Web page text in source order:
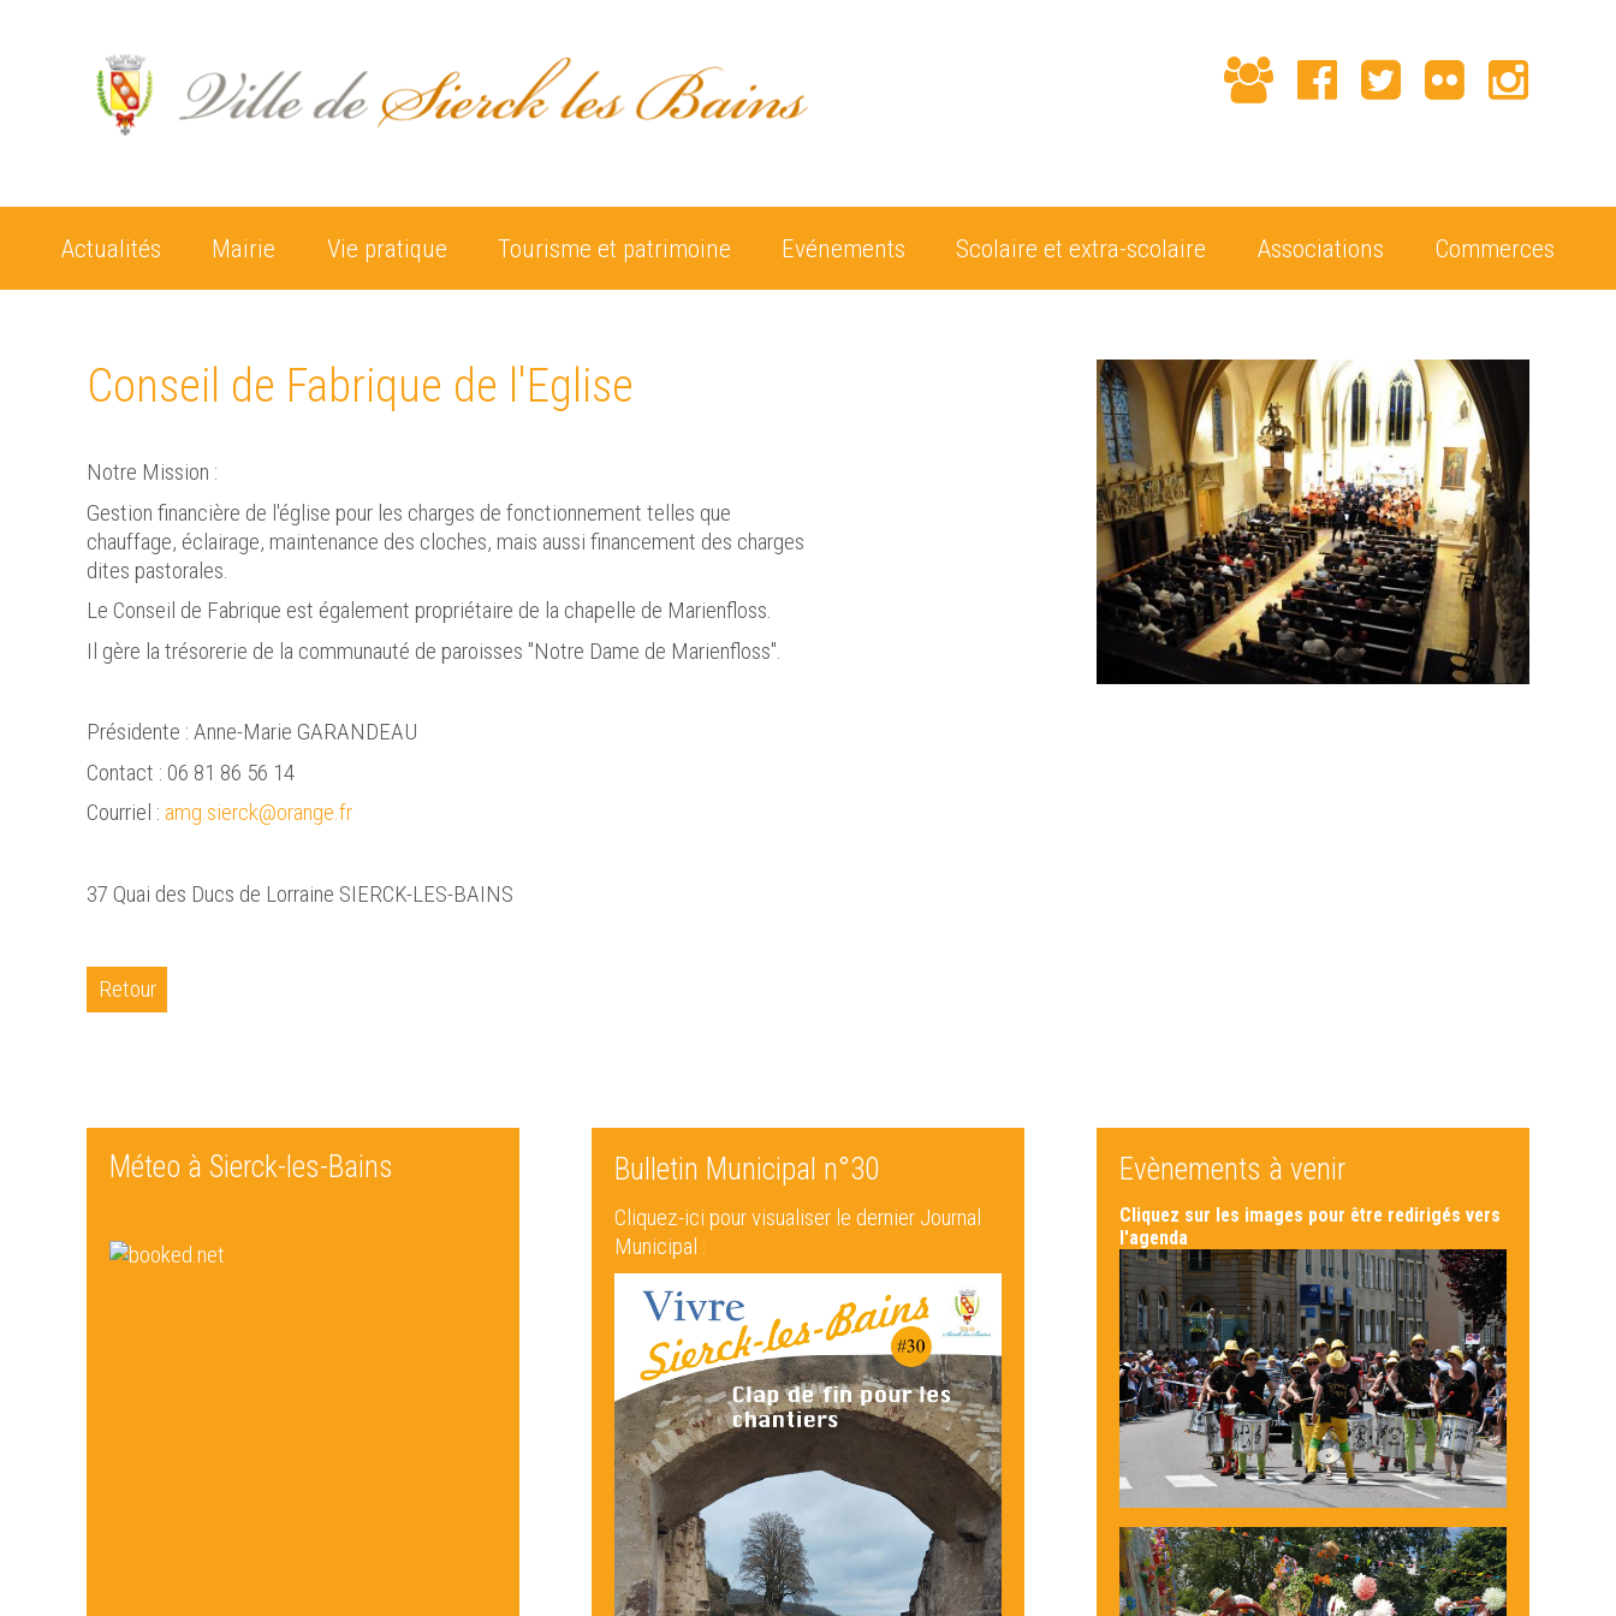
Actualités Mairie Vie pratique Tourisme et patrimoine Evénements Scolaire et extra-scolaire Associations Commerces
Conseil de Fabrique de l'Eglise
Notre Mission :
Gestion financière de l'église pour les charges de fonctionnement telles que
chauffage, éclairage, maintenance des cloches, mais aussi financement des charges
dites pastorales.
Le Conseil de Fabrique est également propriétaire de la chapelle de Marienfloss.
Il gère la trésorerie de la communauté de paroisses "Notre Dame de Marienfloss".
Présidente : Anne-Marie GARANDEAU
Contact : 06 81 86 56 14
Courriel : amg.sierck@orange.fr
37 Quai des Ducs de Lorraine SIERCK-LES-BAINS
Retour
Méteo à Sierck-les-Bains Bulletin Municipal n°30
Cliquez-ici pour visualiser le dernier Journal
Municipal :
Evènements à venir
Cliquez sur les images pour être redirigés vers
l'agenda